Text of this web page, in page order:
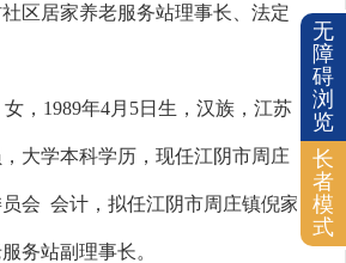
区居家养老服务站理事长、法定
， 1989年4月 5日生，汉族，江苏
大学本科学历，现任江阴市周庄
会 会计，拟任江阴市周庄镇倪家
务站副理事长。
无
障
碍
浏
览
长
者
模
式